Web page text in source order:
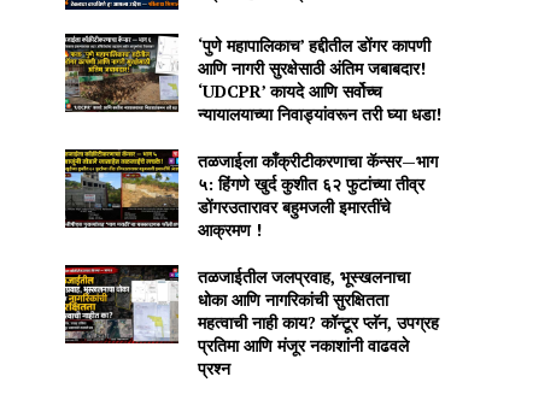
‘पुणे महापालिकाच’ हद्दीतील डोंगर कापणी
आणि नागरी सुरक्षेसाठी अंतिम जबाबदार!
‘UDCPR’ कायदे आणि सर्वोच्च
न्यायालयाच्या निवाड्यांवरून तरी घ्या धडा!
तळजाईला काँक्रीटीकरणाचा कॅन्सर—भाग
५: हिंगणे खुर्द कुशीत ६२ फुटांच्या तीव्र
डोंगरउतारावर बहुमजली इमारतींचे
आक्रमण !
तळजाईतील जलप्रवाह, भूस्खलनाचा
धोका आणि नागरिकांची सुरक्षितता
महत्वाची नाही काय? कॉन्टूर प्लॅन, उपग्रह
प्रतिमा आणि मंजूर नकाशांनी वाढवले
प्रश्न